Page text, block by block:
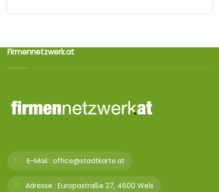
Firmennetzwerk.at
E-Mail : office@stadtkarte.at
Adresse : Europastraße 27, 4600 Wels